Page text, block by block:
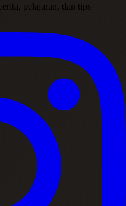
pelajaran, dan tips